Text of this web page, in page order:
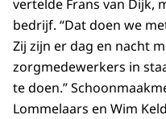
vertelde Frans van Dijk,
bedrijf. “Dat doen we
Zij zijn er dag en nacht
zorgmedewerkers in
te doen.”
Lommelaars en Wim